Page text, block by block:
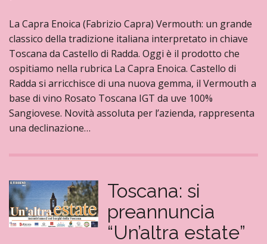
La Capra Enoica (Fabrizio Capra) Vermouth: un grande
classico della tradizione italiana interpretato in chiave
Toscana da Castello di Radda. Oggi è il prodotto che
ospitiamo nella rubrica La Capra Enoica. Castello di
Radda si arricchisce di una nuova gemma, il Vermouth a
base di vino Rosato Toscana IGT da uve 100%
Sangiovese. Novità assoluta per l’azienda, rappresenta
una declinazione…
Toscana: si
preannuncia
“Un’altra estate”